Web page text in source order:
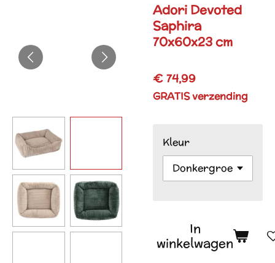
Adori Devoted
Saphira
70x60x23 cm
€ 74,99
GRATIS verzending
Kleur
In
winkelwagen